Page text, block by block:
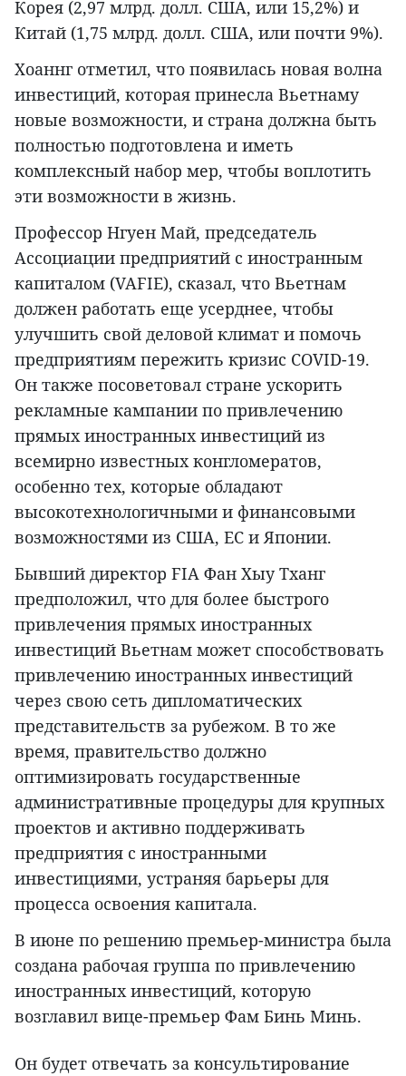
Корея (2,97 млрд. долл. США, или 15,2%) и
Китай (1,75 млрд. долл. США, или почти 9%).
Хоаннг отметил, что появилась новая волна
инвестиций, которая принесла Вьетнаму
новые возможности, и страна должна быть
полностью подготовлена и иметь
комплексный набор мер, чтобы воплотить
эти возможности в жизнь.
Профессор Нгуен Май, председатель
Ассоциации предприятий с иностранным
капиталом (VAFIE), сказал, что Вьетнам
должен работать еще усерднее, чтобы
улучшить свой деловой климат и помочь
предприятиям пережить кризис COVID-19.
Он также посоветовал стране ускорить
рекламные кампании по привлечению
прямых иностранных инвестиций из
всемирно известных конгломератов,
особенно тех, которые обладают
высокотехнологичными и финансовыми
возможностями из США, ЕС и Японии.
Бывший директор FIA Фан Хыу Тханг
предположил, что для более быстрого
привлечения прямых иностранных
инвестиций Вьетнам может способствовать
привлечению иностранных инвестиций
через свою сеть дипломатических
представительств за рубежом. В то же
время, правительство должно
оптимизировать государственные
административные процедуры для крупных
проектов и активно поддерживать
предприятия с иностранными
инвестициями, устраняя барьеры для
процесса освоения капитала.
В июне по решению премьер-министра была
создана рабочая группа по привлечению
иностранных инвестиций, которую
возглавил вице-премьер Фам Бинь Минь.
Он будет отвечать за консультирование